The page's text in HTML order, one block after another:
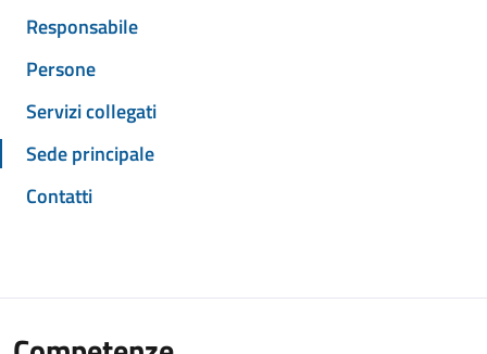
Responsabile
Persone
Servizi collegati
Sede principale
Contatti